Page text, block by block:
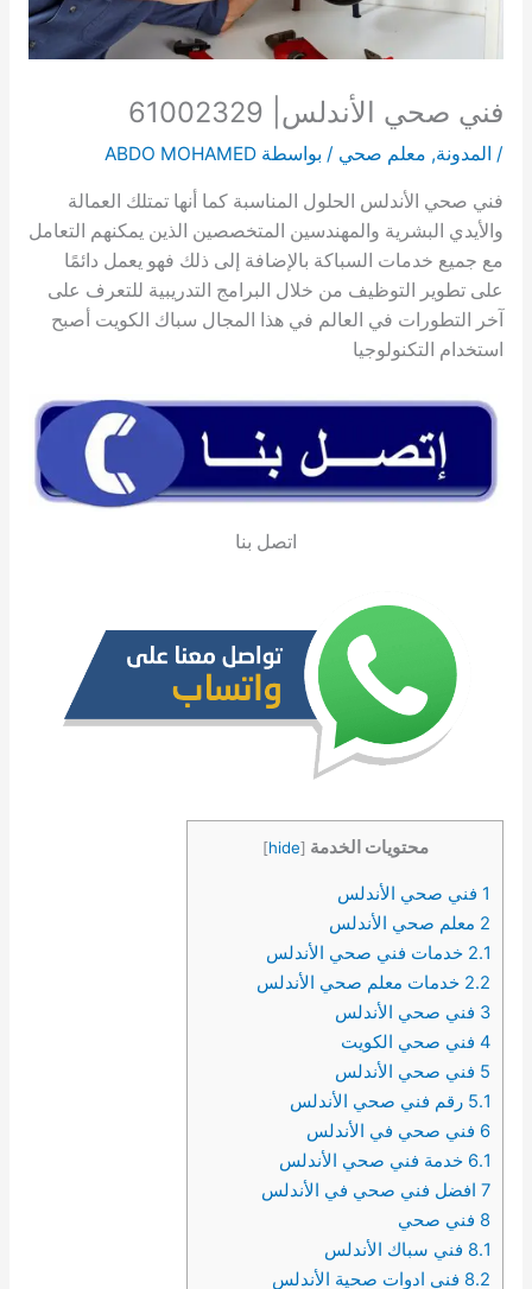
فني صحي الأندلس| 61002329
/ المدونة, معلم صحي / بواسطة ABDO MOHAMED
فني صحي الأندلس الحلول المناسبة كما أنها تمتلك العمالة
والأيدي البشرية والمهندسين المتخصصين الذين يمكنهم التعامل
مع جميع خدمات السباكة بالإضافة إلى ذلك فهو يعمل دائمًا
على تطوير التوظيف من خلال البرامج التدريبية للتعرف على
آخر التطورات في العالم في هذا المجال سباك الكويت أصبح
استخدام التكنولوجيا
اتصل بنا
محتويات الخدمة [
hide
]
1فني صحي الأندلس
2 معلم صحي الأندلس
2.1 خدمات فني صحي الأندلس
2.2 خدمات معلم صحي الأندلس
3 فني صحي الأندلس
4فني صحي الكويت
5 فني صحي الأندلس
5.1 رقم فني صحي الأندلس
6 فني صحي في الأندلس
6.1 خدمة فني صحي الأندلس
7افضل فني صحي في الأندلس
8 فني صحي
8.1 فني سباك الأندلس
8.2 فني ادوات صحية الأندلس